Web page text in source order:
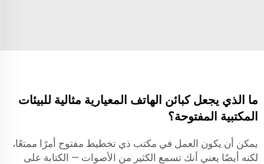
ما الذي يجعل كبائن الهاتف المعيارية مثالية للبيئات
المكتبية المفتوحة؟
يمكن أن يكون العمل في مكتب ذي تخطيط مفتوح أمرًا ممتعًا،
لكنه أيضًا يعني أنك تسمع الكثير من الأصوات — الكتابة على